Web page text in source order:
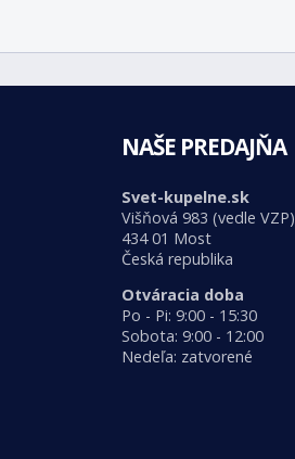
NAŠE PREDAJŇA
Svet-kupelne.sk
Višňová 983 (vedle VZP)
434 01 Most
Česká republika
Otváracia doba
Po - Pi: 9:00 - 15:30
Sobota: 9:00 - 12:00
Nedeľa: zatvorené